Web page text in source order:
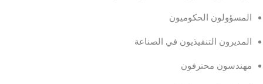
المسؤولون الحكوميون
المديرون التنفيذيون في الصناعة
مهندسون محترفون